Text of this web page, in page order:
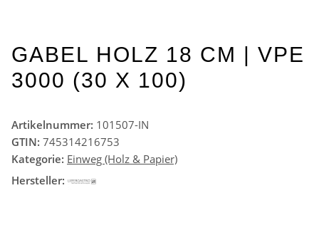
GABEL HOLZ 18 CM | VPE
3000 (30 X 100)
Artikelnummer: 101507-IN
GTIN: 745314216753
Kategorie: Einweg (Holz & Papier)
Hersteller: